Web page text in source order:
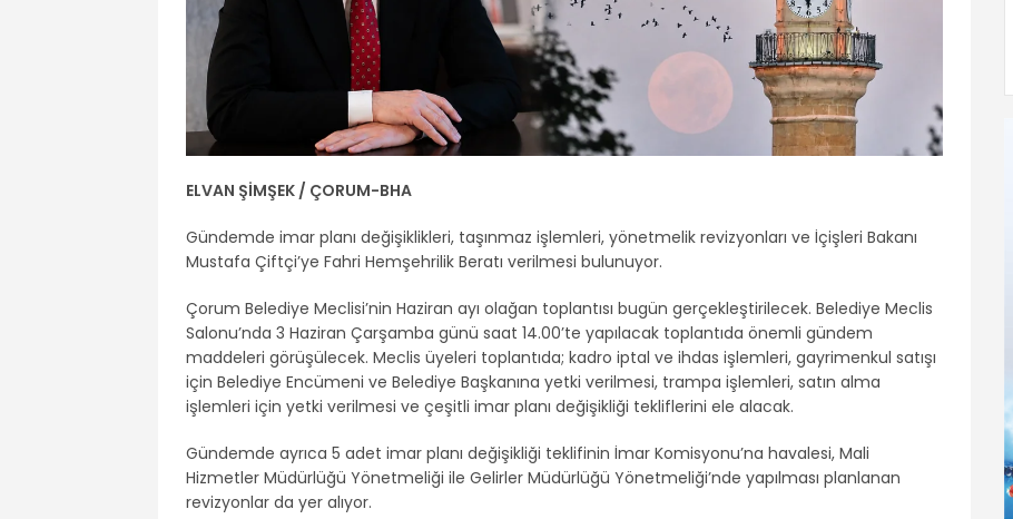
ELVAN ŞİMŞEK / ÇORUM-BHA
Gündemde imar planı değişiklikleri, taşınmaz işlemleri, yönetmelik revizyonları ve İçişleri Bakanı
Mustafa Çiftçi’ye Fahri Hemşehrilik Beratı verilmesi bulunuyor.
Çorum Belediye Meclisi’nin Haziran ayı olağan toplantısı bugün gerçekleştirilecek. Belediye Meclis
Salonu’nda 3 Haziran Çarşamba günü saat 14.00’te yapılacak toplantıda önemli gündem
maddeleri görüşülecek. Meclis üyeleri toplantıda; kadro iptal ve ihdas işlemleri, gayrimenkul satışı
için Belediye Encümeni ve Belediye Başkanına yetki verilmesi, trampa işlemleri, satın alma
işlemleri için yetki verilmesi ve çeşitli imar planı değişikliği tekliflerini ele alacak.
Gündemde ayrıca 5 adet imar planı değişikliği teklifinin İmar Komisyonu’na havalesi, Mali
Hizmetler Müdürlüğü Yönetmeliği ile Gelirler Müdürlüğü Yönetmeliği’nde yapılması planlanan
revizyonlar da yer alıyor.